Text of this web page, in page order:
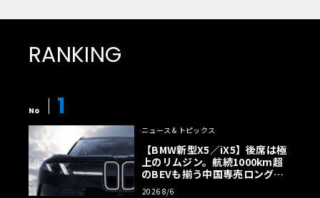
RANKING
No 1
ニュース＆トピックス
【BMW新型X5／iX5】後席は極
上のリムジン。航続1000km超
のBEVも揃う中国専売ロング仕
様の全貌
2026 8/6